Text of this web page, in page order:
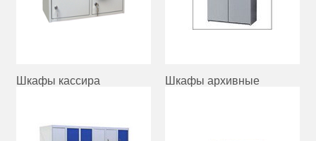
Шкафы кассира Шкафы архивные